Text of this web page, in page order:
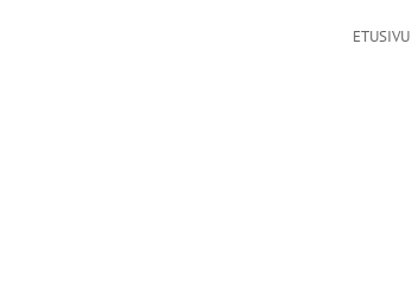
ETUSIVU